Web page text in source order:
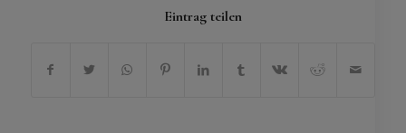
Eintrag teilen